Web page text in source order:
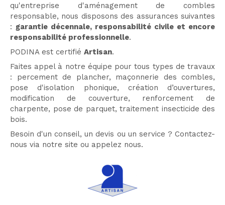
qu'entreprise d'aménagement de combles
responsable, nous disposons des assurances suivantes
: garantie décennale, responsabilité civile et encore
responsabilité professionnelle.
PODINA est certifié Artisan.
Faites appel à notre équipe pour tous types de travaux
: percement de plancher, maçonnerie des combles,
pose d'isolation phonique, création d’ouvertures,
modification de couverture, renforcement de
charpente, pose de parquet, traitement insecticide des
bois.
Besoin d'un conseil, un devis ou un service ? Contactez-
nous via notre site ou appelez nous.